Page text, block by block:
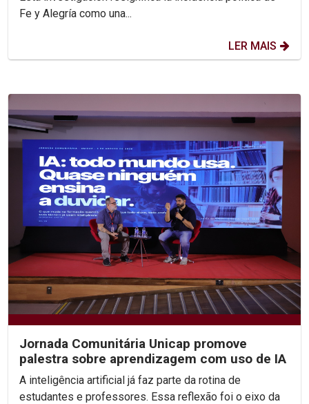
Fe y Alegría como una...
LER MAIS
Jornada Comunitária Unicap promove
palestra sobre aprendizagem com uso de IA
A inteligência artificial já faz parte da rotina de
estudantes e professores. Essa reflexão foi o eixo da